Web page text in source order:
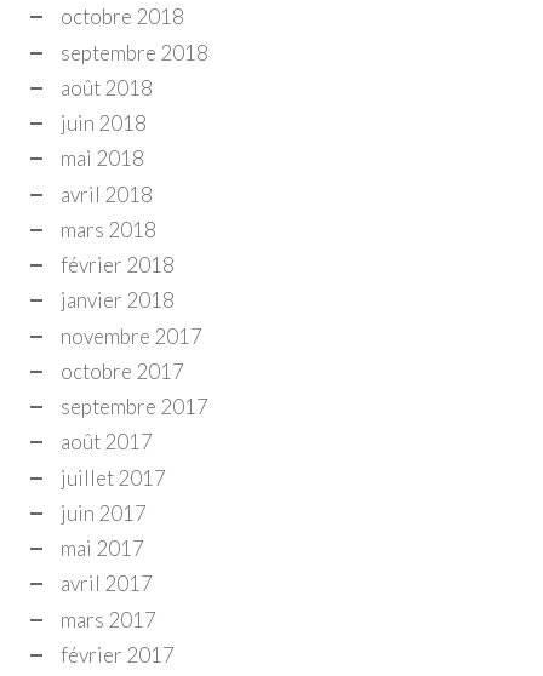
octobre 2018
septembre 2018
août 2018
juin 2018
mai 2018
avril 2018
mars 2018
février 2018
janvier 2018
novembre 2017
octobre 2017
septembre 2017
août 2017
juillet 2017
juin 2017
mai 2017
avril 2017
mars 2017
février 2017